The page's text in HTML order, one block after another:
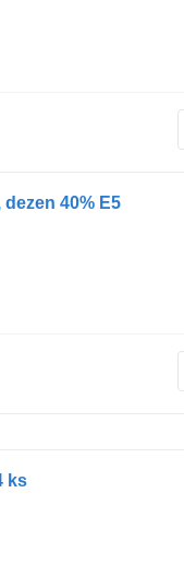
40% E5
ks